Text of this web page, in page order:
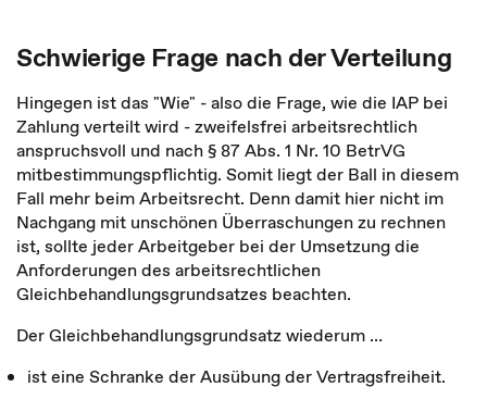
Schwierige Frage nach der Verteilung
Hingegen ist das "Wie" - also die Frage, wie die IAP bei
Zahlung verteilt wird - zweifelsfrei arbeitsrechtlich
anspruchsvoll und nach § 87 Abs. 1 Nr. 10 BetrVG
mitbestimmungspflichtig. Somit liegt der Ball in diesem
Fall mehr beim Arbeitsrecht. Denn damit hier nicht im
Nachgang mit unschönen Überraschungen zu rechnen
ist, sollte jeder Arbeitgeber bei der Umsetzung die
Anforderungen des arbeitsrechtlichen
Gleichbehandlungsgrundsatzes beachten.
Der Gleichbehandlungsgrundsatz wiederum …
ist eine Schranke der Ausübung der Vertragsfreiheit.